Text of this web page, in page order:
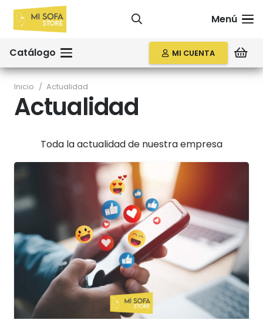
Menú
Catálogo MI CUENTA
Inicio / Actualidad
Actualidad
Toda la actualidad de nuestra empresa